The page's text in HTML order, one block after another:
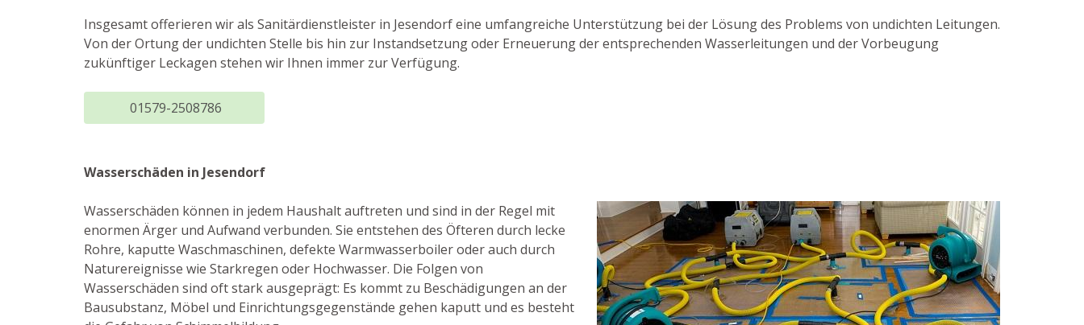
Insgesamt offerieren wir als Sanitärdienstleister in Jesendorf eine umfangreiche Unterstützung bei der Lösung des Problems von undichten Leitungen.
Von der Ortung der undichten Stelle bis hin zur Instandsetzung oder Erneuerung der entsprechenden Wasserleitungen und der Vorbeugung
zukünftiger Leckagen stehen wir Ihnen immer zur Verfügung.
01579-2508786
Wasserschäden in Jesendorf
Wasserschäden können in jedem Haushalt auftreten und sind in der Regel mit
enormen Ärger und Aufwand verbunden. Sie entstehen des Öfteren durch lecke
Rohre, kaputte Waschmaschinen, defekte Warmwasserboiler oder auch durch
Naturereignisse wie Starkregen oder Hochwasser. Die Folgen von
Wasserschäden sind oft stark ausgeprägt: Es kommt zu Beschädigungen an der
Bausubstanz, Möbel und Einrichtungsgegenstände gehen kaputt und es besteht